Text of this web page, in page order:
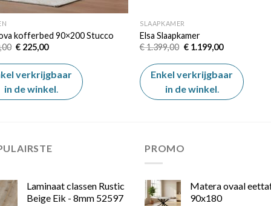
kofferbed 90×200 Stucco
Oorspronkelijke
was:
€ 450,00.
€ 225,00Huidige
is:
€ 225,00.
verkrijgbaar
in de winkel.
SLAAPKAMER
Elsa Slaapkamer
€1.399,00 Oorspronkelijke
was:
€ 1.399,00.
€1.199,00Huidige
is:
€ 1.199,00.
Enkel verkrijgbaar
in de winkel.
Laminaat classen Rustic
Beige Eik - 8mm 52597
PROMO
Matera ovaal
90x180